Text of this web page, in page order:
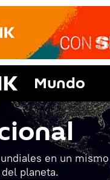
Mundo
en un
planeta.